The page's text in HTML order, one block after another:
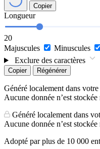
Copier
Longueur
20
Majuscules
Minuscules
Exclure des caractères
Copier Régénérer
Généré localement dans
Aucune donnée n’est stockée
Généré localement dans
Aucune donnée n’est stockée
Adopté par plus de 10 000